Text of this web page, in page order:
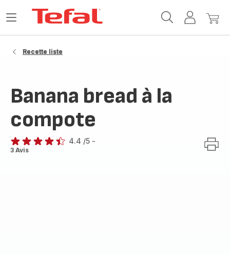
MonMon
Ouvrir
Recette liste
Banana bread à la
compote
ratings.4.4
4.4 /5 -
3 Avis